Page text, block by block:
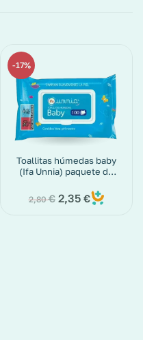
17%
Toallitas húmedas baby
(Ifa Unnia) paquete de
2,80€ 2,35 €